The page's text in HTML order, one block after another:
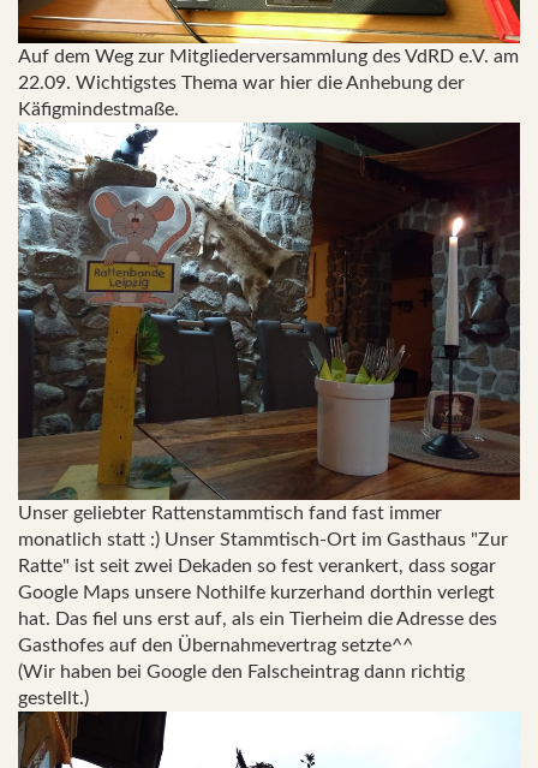
Auf dem Weg zur Mitgliederversammlung des VdRD e.V. am
22.09. Wichtigstes Thema war hier die Anhebung der
Käfigmindestmaße.
Unser geliebter Rattenstammtisch fand fast immer
monatlich statt :) Unser Stammtisch-Ort im Gasthaus "Zur
Ratte" ist seit zwei Dekaden so fest verankert, dass sogar
Google Maps unsere Nothilfe kurzerhand dorthin verlegt
hat. Das fiel uns erst auf, als ein Tierheim die Adresse des
Gasthofes auf den Übernahmevertrag setzte^^
(Wir haben bei Google den Falscheintrag dann richtig
gestellt.)